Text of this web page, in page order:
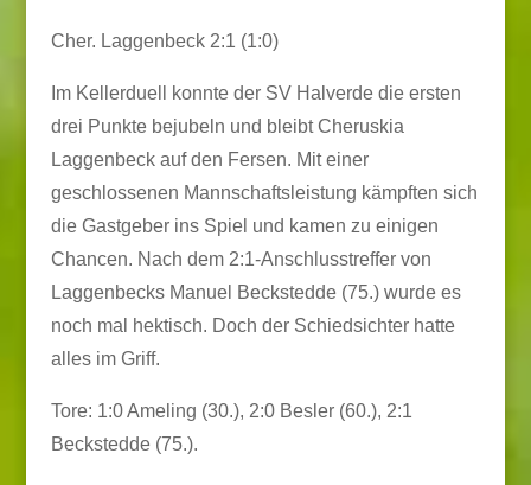
Cher. Laggenbeck 2:1 (1:0)
Im Kellerduell konnte der SV Halverde die ersten
drei Punkte bejubeln und bleibt Cheruskia
Laggenbeck auf den Fersen. Mit einer
geschlossenen Mannschaftsleistung kämpften sich
die Gastgeber ins Spiel und kamen zu einigen
Chancen. Nach dem 2:1-Anschlusstreffer von
Laggenbecks Manuel Beckstedde (75.) wurde es
noch mal hektisch. Doch der Schiedsichter hatte
alles im Griff.
Tore: 1:0 Ameling (30.), 2:0 Besler (60.), 2:1
Beckstedde (75.).